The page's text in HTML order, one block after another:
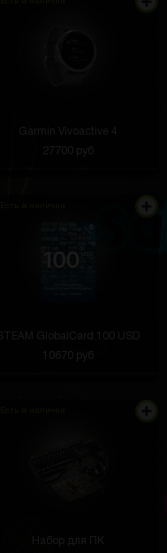
Garmin Vivoactive 4
27700 руб
STEAM GlobalCard 100 USD
10670 руб
Набор для ПК